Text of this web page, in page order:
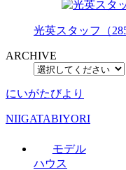
光英スタッフ（285
ARCHIVE
にいがたびより
NIIGATABIYORI
モデル
ハウス